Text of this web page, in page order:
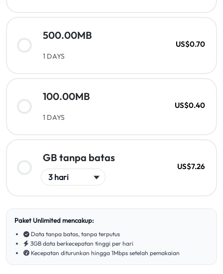
500.00MB
1 DAYS
US$0.70
100.00MB
1 DAYS
US$0.40
GB tanpa batas
US$7.26
Paket Unlimited mencakup:
Data tanpa batas, tanpa terputus
3GB data berkecepatan tinggi per hari
Kecepatan diturunkan hingga 1Mbps setelah pemakaian